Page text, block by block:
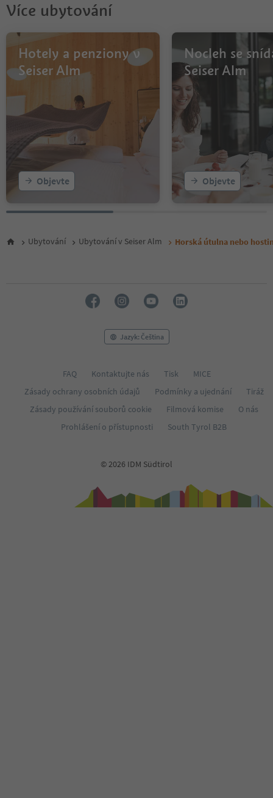
Více ubytování
Hotely a penziony v
Seiser Alm
Objevte
Nocleh se
Seiser Alm
Objevte
Ubytování Ubytování v Seiser Alm Horská útulna nebo
Jazyk: Čeština
FAQ Kontaktujte nás Tisk
MICE
Zásady ochrany osobních údajů
Podmínky a ujednání
Tiráž
Zásady používání souborů cookie
Filmová komise
O nás
Prohlášení o přístupnosti
South Tyrol B2B
© 2026 IDM Südtirol